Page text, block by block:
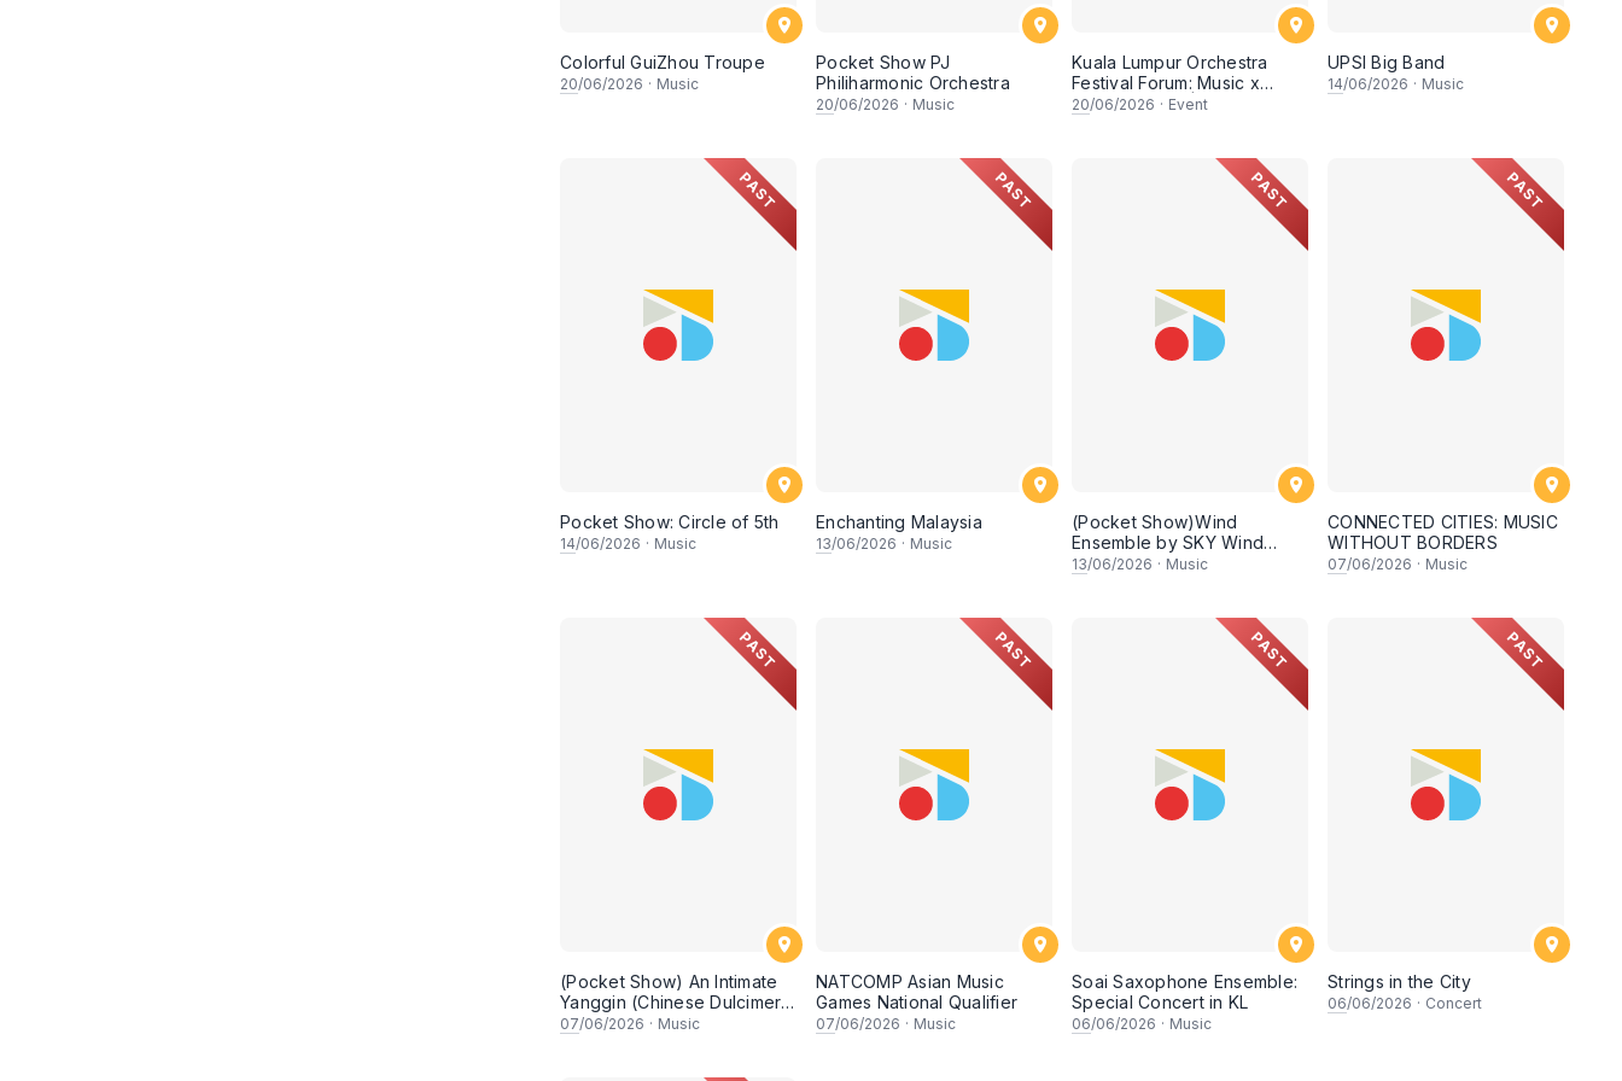
11. PJ Philharmonic Orchestra
13. Euroasia Association of Performing Arts
15. Selangor Kuala Lumpur Orchestra and Choir
17. Kenwy Yangqin Ensemble
18. Kinta Valley String Orchestra
19. ⁠Orkestra Sekolah
2. Kategori Antarabangsa:
Menampilkan wakil daripada negara-negara jiran dan Asia:
• Jepun: Soai Saxophone Ensemble.
• Singapura: Ding Yi Music Company.
Colorful GuiZhou Troupe
20/06/2026 · Music
Pocket Show PJ
Philiharmonic Orchestra
20/06/2026 · Music
Kuala Lumpur Orchestra
Festival Forum: Music x
Mental Health | Music x
20/06/2026 · Event
UPSI Big Band
14/06/2026 · Music
PAST
Pocket Show: Circle of 5th
14/06/2026 · Music
PAST
Enchanting Malaysia
13/06/2026 · Music
PAST
(Pocket Show)Wind
Ensemble by SKY Wind
Band
13/06/2026 · Music
PAST
CONNECTED CITIES: MUSIC
WITHOUT BORDERS
07/06/2026 · Music
PAST
(Pocket Show) An Intimate
Yanggin (Chinese Dulcimer)
Showcase
07/06/2026 · Music
PAST
NATCOMP Asian Music
Games National Qualifier
07/06/2026 · Music
PAST
Soai Saxophone Ensemble:
Special Concert in KL
06/06/2026 · Music
PAST
Strings in the City
06/06/2026 · Concert